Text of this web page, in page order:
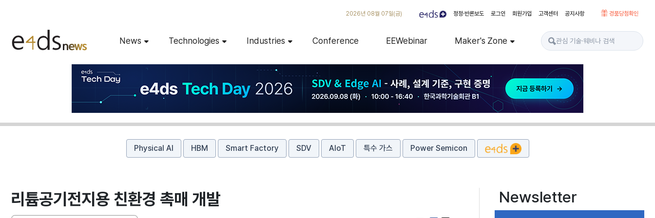
2026년 08월 07일(금) 정정·반론보도 로그인 회원가입 고객센터 공지사항 경품당첨확인
News Technologies Industries Conference EEWebinar Maker's Zone
Physical AI HBM Smart Factory SDV AIoT 특수 가스 Power Semicon
리튬공기전지용 친환경 촉매 개발 Newsletter